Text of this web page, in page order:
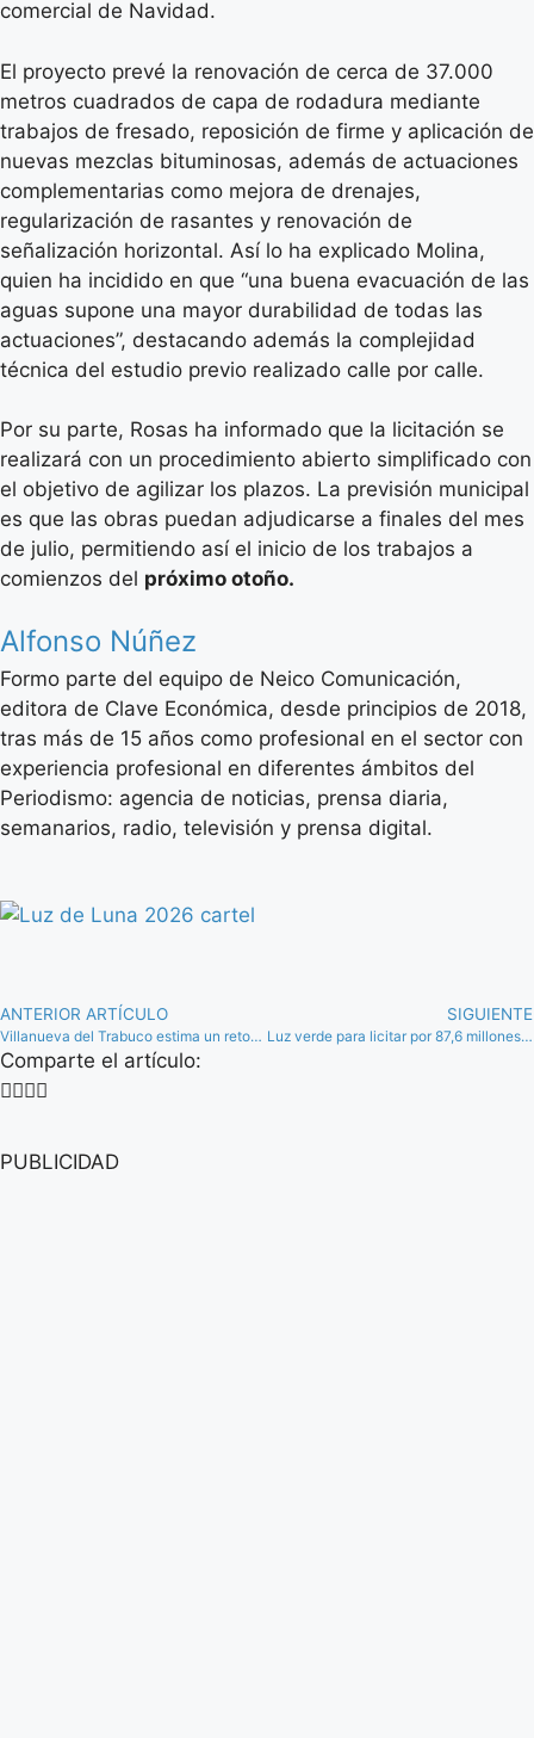
comercial de Navidad.
El proyecto prevé la renovación de cerca de 37.000
metros cuadrados de capa de rodadura mediante
trabajos de fresado, reposición de firme y aplicación de
nuevas mezclas bituminosas, además de actuaciones
complementarias como mejora de drenajes,
regularización de rasantes y renovación de
señalización horizontal. Así lo ha explicado Molina,
quien ha incidido en que “una buena evacuación de las
aguas supone una mayor durabilidad de todas las
actuaciones”, destacando además la complejidad
técnica del estudio previo realizado calle por calle.
Por su parte, Rosas ha informado que la licitación se
realizará con un procedimiento abierto simplificado con
el objetivo de agilizar los plazos. La previsión municipal
es que las obras puedan adjudicarse a finales del mes
de julio, permitiendo así el inicio de los trabajos a
comienzos del próximo otoño.
Alfonso Núñez
Formo parte del equipo de Neico Comunicación,
editora de Clave Económica, desde principios de 2018,
tras más de 15 años como profesional en el sector con
experiencia profesional en diferentes ámbitos del
Periodismo: agencia de noticias, prensa diaria,
semanarios, radio, televisión y prensa digital.
ANTERIOR ARTÍCULO
Villanueva del Trabuco estima un retorno económico cercano al medio millón con Fanbike 2026
SIGUIENTE
Luz verde para licitar por 87,6 millones nuevas obras para modernizar la línea Bobadilla – Algeciras
Comparte el artículo:
PUBLICIDAD